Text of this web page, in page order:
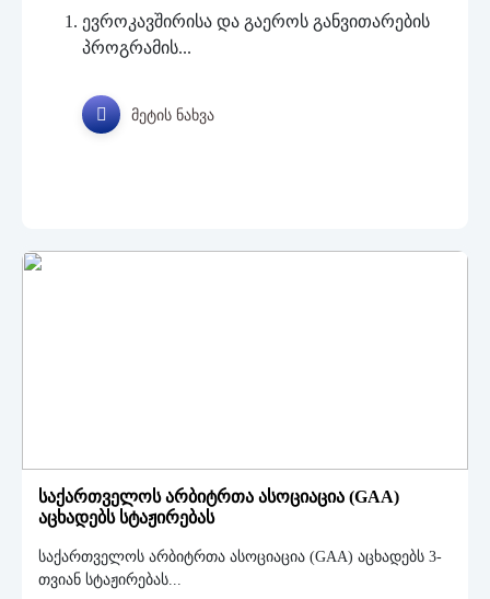
ევროკავშირისა და გაეროს განვითარების
პროგრამის...
მეტის ნახვა
საქართველოს არბიტრთა ასოციაცია (GAA)
აცხადებს სტაჟირებას
საქართველოს არბიტრთა ასოციაცია (GAA) აცხადებს 3-
თვიან სტაჟირებას...